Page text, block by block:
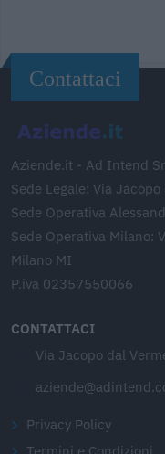
Contattaci
Aziende.it - Ad Intend
Sede Legale: Via
Sede Operativa
Sede Operativa Milano:
Milano MI
P.iva 02357550066
CONTATTACI
Via Jacopo dal
Privacy Policy